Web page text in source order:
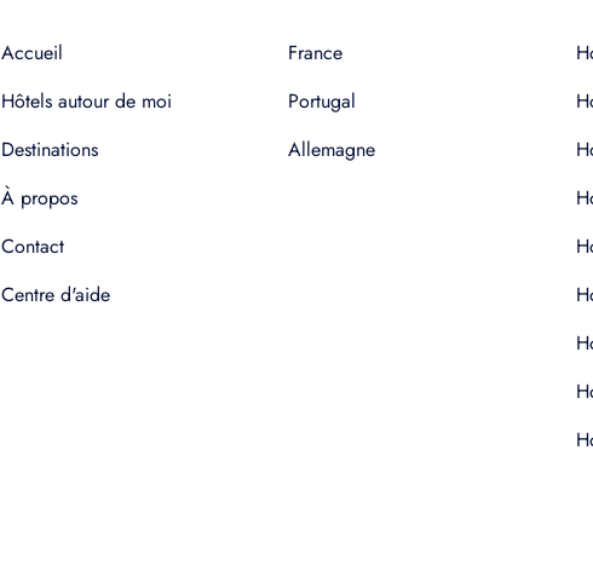
Accueil
Hôtels autour de moi
Destinations
À propos
Contact
Centre d'aide
France
Portugal
Allemagne